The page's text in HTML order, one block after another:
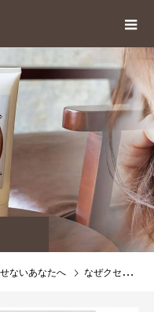
ないあなたへ なぜクセ毛に似合わせカットが効かないのか？クセ毛カット美容師が教える3つの根本原因と本当の似合わせカット